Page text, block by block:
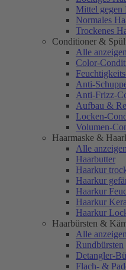
Mittel gegen
Normales
Trockenes
Conditioner &
Alle anzeigen
Color-
Anti-
Anti-Frizz-
Aufbau &
Locken-
Volumen-
Haarmaske &
Alle anzeigen
Haarbutter
Haarkur
Haarkur
Haarkur
Haarkur
Haarkur
Haarbürsten &
Alle anzeigen
Rundbürsten
Detangler-
Flach- &